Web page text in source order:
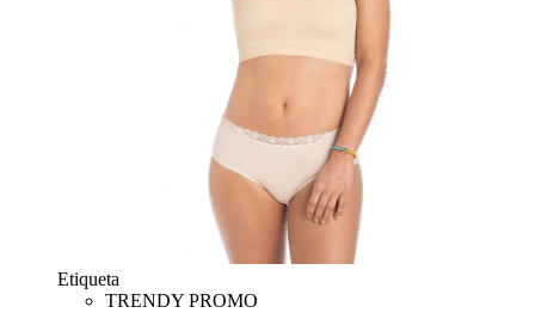
Etiqueta
TRENDY PROMO